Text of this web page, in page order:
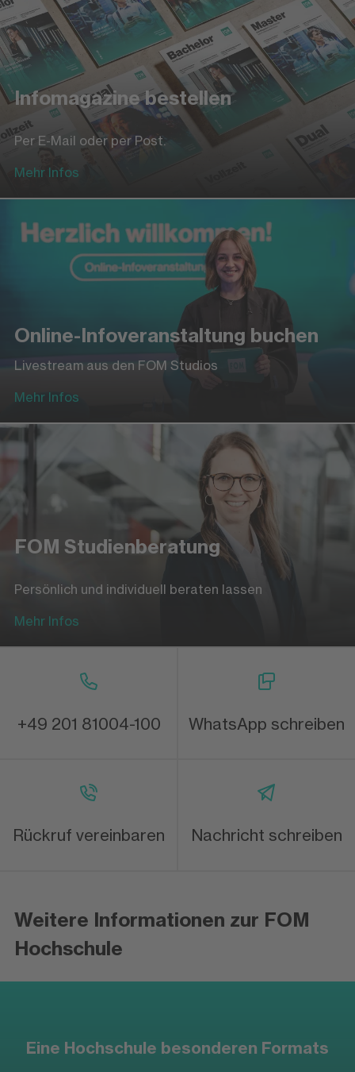
Infomagazine bestellen
Per E-Mail oder per Post.
Mehr Infos
Online-Infoveranstaltung buchen
Livestream aus den FOM Studios
Mehr Infos
FOM Studienberatung
Persönlich und individuell beraten lassen
Mehr Infos
+49 201 81004-100 WhatsApp schreiben
Rückruf vereinbaren Nachricht schreiben
Weitere Informationen zur FOM
Hochschule
Eine Hochschule besonderen Formats